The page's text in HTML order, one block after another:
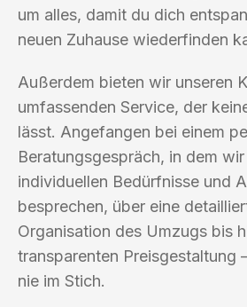
um alles, damit du dich
neuen Zuhause wiederfinden
Außerdem bieten wir unseren
umfassenden Service, der
lässt. Angefangen bei einem
Beratungsgespräch, in dem
individuellen Bedürfnisse und
besprechen, über eine
Organisation des Umzugs bis
transparenten Preisgestaltung
nie im Stich.